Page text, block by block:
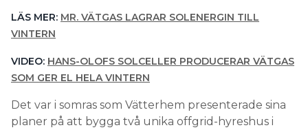
LÄS MER: MR. VÄTGAS LAGRAR SOLENERGIN TILL
VINTERN
VIDEO: HANS-OLOFS SOLCELLER PRODUCERAR VÄTGAS
SOM GER EL HELA VINTERN
Det var i somras som Vätterhem presenterade sina
planer på att bygga två unika offgrid-hyreshus i